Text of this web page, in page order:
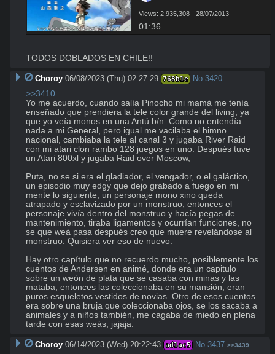
Views: 2,935,308 - 28/07/2013
01:36
TODOS DOBLADOS EN CHILE!!
Choroy 06/08/2023 (Thu) 02:27:29 768b1e No. 3420
>>3410
Yo me acuerdo, cuando salía Pinocho mi mamá me tenía
enseñado que prendiera la tele color grande del living, ya
que yo veía monos en una Antú b/n. Como no entendía
nada a mi General, pero igual me vacilaba el himno
nacional, cambiaba la tele al canal 3 y jugaba River Raid
con mi atari clon rambo 128 juegos en uno. Después tuve
un Atari 800xl y jugaba Raid over Moscow,
Puta, no se si era el gladiador, el vengador, o el galáctico,
un episodio muy edgy que dejo grabado a fuego en mi
mente lo siguiente; un personaje mono xino queda
atrapado y esclavizado por un monstruo, entonces el
personaje vivía dentro del monstruo y hacía pegas de
mantenimiento, tiraba ligamentos y ocurrían funciones, no
se que weá pasa después creo que muere revelándose al
monstruo. Quisiera ver eso de nuevo.
Hay otro capítulo que no recuerdo mucho, posiblemente los
cuentos de Andersen en animé, donde era un capitulo
sobre un weón de plata que se casaba con minas y las
mataba, entonces las coleccionaba en su mansión, eran
puros esqueletos vestidos de novias. Otro de esos cuentos
era sobre una bruja que coleccionaba ojos, se los sacaba a
animales y a niños también, me cagaba de miedo en plena
tarde con esas weás, jajaja.
Choroy 06/14/2023 (Wed) 20:22:43 ad1ac5 No. 3437 >>3439